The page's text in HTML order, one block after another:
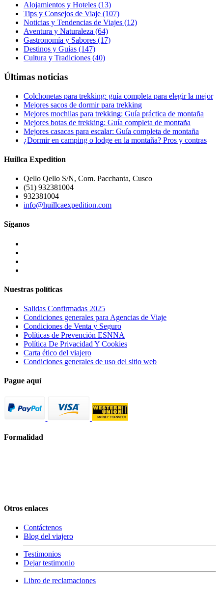
Alojamientos y Hoteles (13)
Tips y Consejos de Viaje (107)
Noticias y Tendencias de Viajes (12)
Aventura y Naturaleza (64)
Gastronomía y Sabores (17)
Destinos y Guías (147)
Cultura y Tradiciones (40)
Últimas noticias
Colchonetas para trekking: guía completa para elegir la mejor
Mejores sacos de dormir para trekking
Mejores mochilas para trekking: Guía práctica de montaña
Mejores botas de trekking: Guía completa de montaña
Mejores casacas para escalar: Guía completa de montaña
¿Dormir en camping o lodge en la montaña? Pros y contras
Huillca Expedition
Qello Qello S/N, Com. Pacchanta, Cusco
(51) 932381004
932381004
info@huillcaexpedition.com
Síganos
Nuestras políticas
Salidas Confirmadas 2025
Condiciones generales para Agencias de Viaje
Condiciones de Venta y Seguro
Políticas de Prevención ESNNA
Política De Privacidad Y Cookies
Carta ético del viajero
Condiciones generales de uso del sitio web
Pague aquí
Formalidad
Otros enlaces
Contáctenos
Blog del viajero
Testimonios
Dejar testimonio
Libro de reclamaciones